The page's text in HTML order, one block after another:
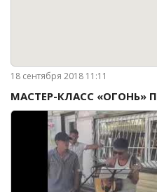
18 сентября 2018 11:11
МАСТЕР-КЛАСС «ОГОНЬ»